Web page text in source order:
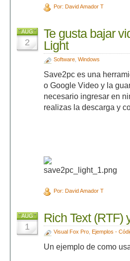
Por: David Amador T
AUG
2
Te gusta bajar
Light
Software, Windows
Save2pc es una
o Google Video y la
necesario ingresar en
realizas la descarga y
Por: David Amador T
AUG
1
Rich Text (RTF)
Visual Fox Pro, Ejemplos -
Un ejemplo de como